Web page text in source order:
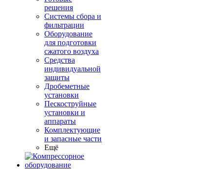
решения
Системы сбора и
фильтрации
Оборудование
для подготовки
сжатого воздуха
Средства
индивидуальной
защиты
Дробеметные
установки
Пескоструйные
установки и
аппараты
Комплектующие
и запасные части
Ещё